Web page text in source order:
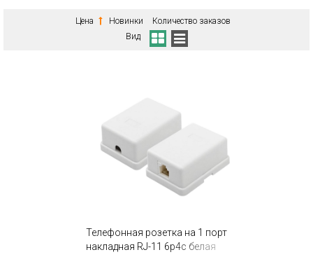
Цена Новинки
Количество заказов
Вид
Телефонная розетка на 1 порт
накладная RJ-11 6p4c белая